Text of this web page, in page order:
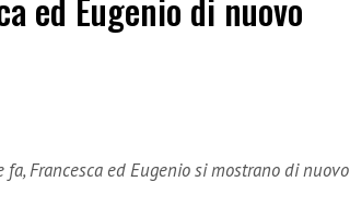
ed Eugenio di nuovo
Francesca ed Eugenio si mostrano di nuovo